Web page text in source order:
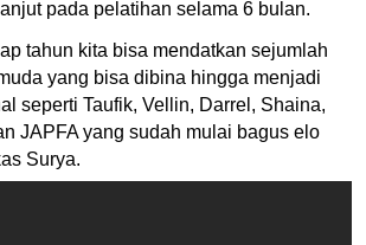
pada pelatihan selama 6 bulan.
tahun kita bisa mendatkan sejumlah
yang bisa dibina hingga menjadi
seperti Taufik, Vellin, Darrel, Shaina,
JAPFA yang sudah mulai bagus elo
Surya.